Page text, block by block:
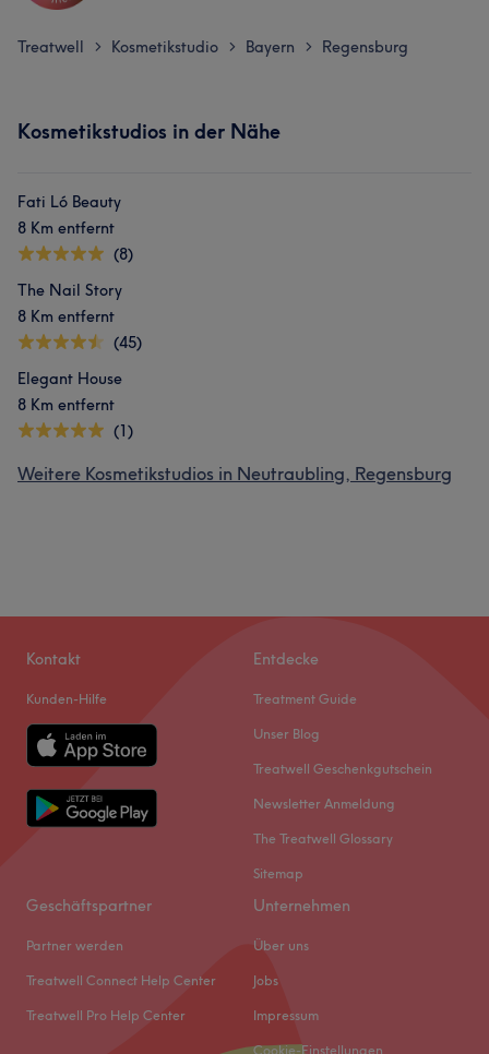
Treatwell > Kosmetikstudio > Bayern > Regensburg
Kosmetikstudios in der Nähe
Fati Ló Beauty
8 Km entfernt
(8)
The Nail Story
8 Km entfernt
(45)
Elegant House
8 Km entfernt
(1)
Weitere Kosmetikstudios in Neutraubling, Regensburg
Kontakt
Kunden-Hilfe
Entdecke
Treatment Guide
Unser Blog
Treatwell Geschenkgutschein
Newsletter Anmeldung
The Treatwell Glossary
Sitemap
Geschäftspartner
Partner werden
Treatwell Connect Help Center
Treatwell Pro Help Center
Unternehmen
Über uns
Jobs
Impressum
Cookie-Einstellungen